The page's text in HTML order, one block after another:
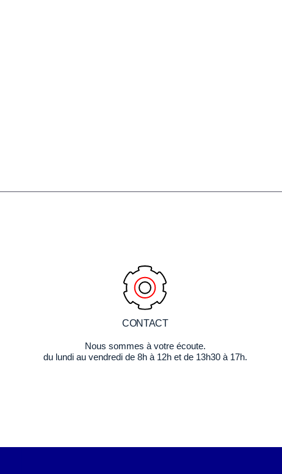
CONTACT
Nous sommes à votre écoute.
du lundi au vendredi de 8h à 12h et de 13h30 à 17h.